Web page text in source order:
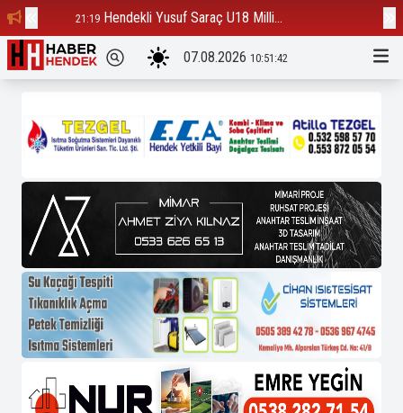
21:19 Hendekli Yusuf Saraç U18 Milli...
07.08.2026 10:51:43